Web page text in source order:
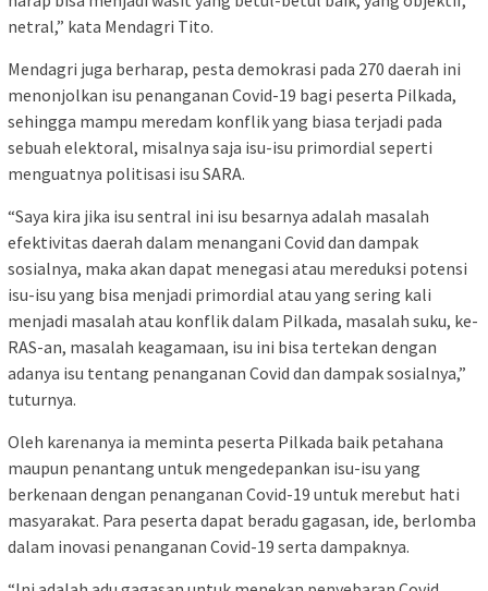
netral,” kata Mendagri Tito.
Mendagri juga berharap, pesta demokrasi pada 270 daerah ini
menonjolkan isu penanganan Covid-19 bagi peserta Pilkada,
sehingga mampu meredam konflik yang biasa terjadi pada
sebuah elektoral, misalnya saja isu-isu primordial seperti
menguatnya politisasi isu SARA.
“Saya kira jika isu sentral ini isu besarnya adalah masalah
efektivitas daerah dalam menangani Covid dan dampak
sosialnya, maka akan dapat menegasi atau mereduksi potensi
isu-isu yang bisa menjadi primordial atau yang sering kali
menjadi masalah atau konflik dalam Pilkada, masalah suku, ke-
RAS-an, masalah keagamaan, isu ini bisa tertekan dengan
adanya isu tentang penanganan Covid dan dampak sosialnya,”
tuturnya.
Oleh karenanya ia meminta peserta Pilkada baik petahana
maupun penantang untuk mengedepankan isu-isu yang
berkenaan dengan penanganan Covid-19 untuk merebut hati
masyarakat. Para peserta dapat beradu gagasan, ide, berlomba
dalam inovasi penanganan Covid-19 serta dampaknya.